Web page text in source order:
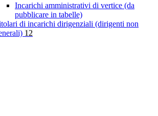
Incarichi amministrativi di vertice (da
pubblicare in tabelle)
di incarichi dirigenziali (dirigenti non
12